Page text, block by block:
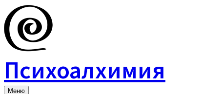
Skip
to
content
Психоалхимия
Меню